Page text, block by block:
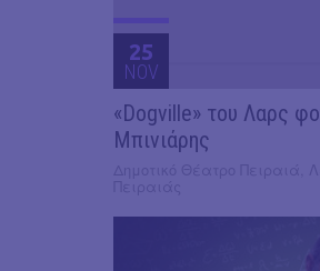
25
NOV
«Dogville» του Λαρς
Μπινιάρης